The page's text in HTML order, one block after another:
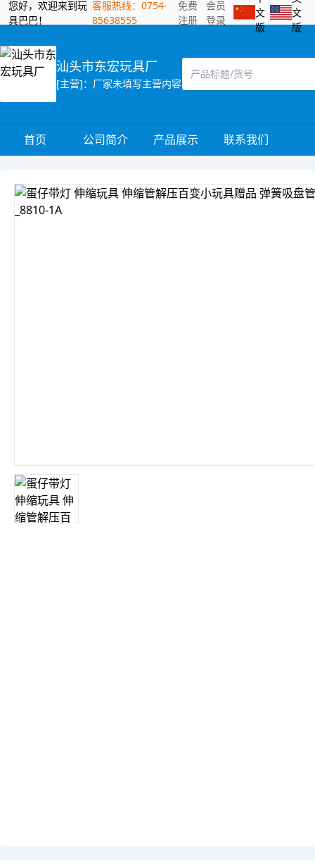
您好，欢迎来到玩
具巴巴！
客服热线：0754-
85638555
免费
注册
会员
登录
文
版
文
版
汕头市东宏玩具厂
[主营]：厂家未填写主营内容
首页 公司简介 产品展示 联系我们